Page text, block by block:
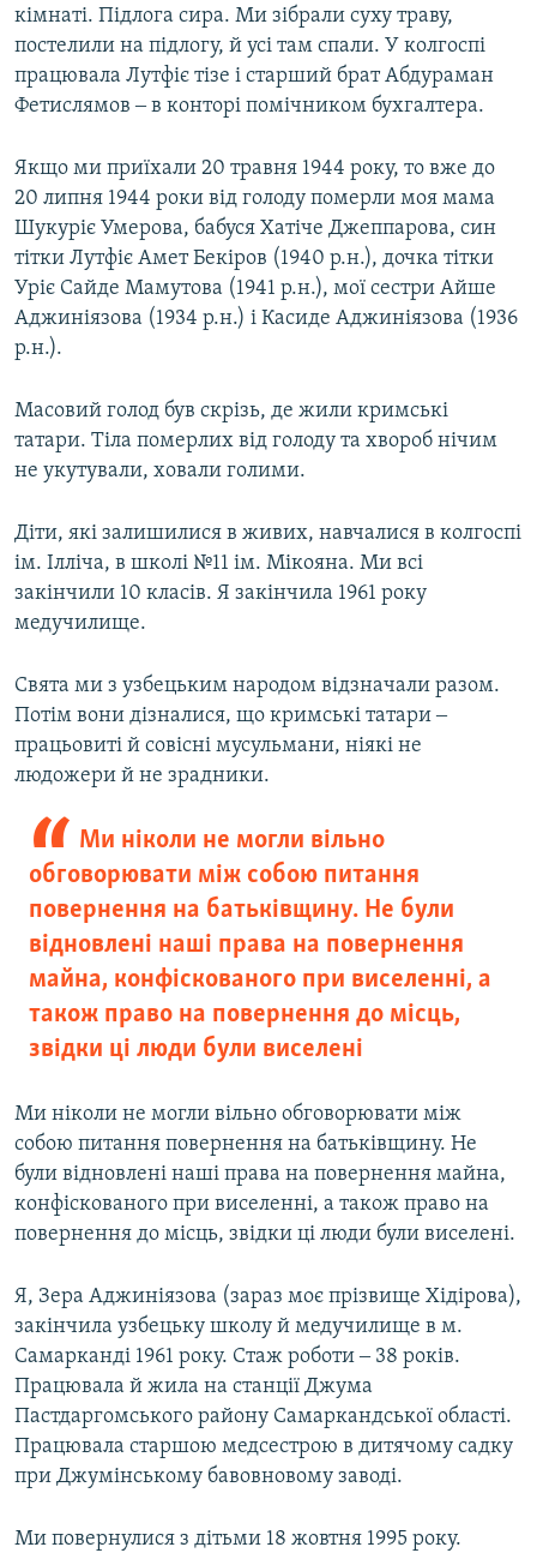
кімнаті. Підлога сира. Ми зібрали суху траву,
постелили на підлогу, й усі там спали. У колгоспі
працювала Лутфіє тізе і старший брат Абдураман
Фетислямов ‒ в конторі помічником бухгалтера.
Якщо ми приїхали 20 травня 1944 року, то вже до
20 липня 1944 роки від голоду померли моя мама
Шукуріє Умерова, бабуся Хатіче Джеппарова, син
тітки Лутфіє Амет Бекіров (1940 р.н.), дочка тітки
Уріє Сайде Мамутова (1941 р.н.), мої сестри Айше
Аджиніязова (1934 р.н.) і Касиде Аджиніязова (1936
р.н.).
Масовий голод був скрізь, де жили кримські
татари. Тіла померлих від голоду та хвороб нічим
не укутували, ховали голими.
Діти, які залишилися в живих, навчалися в колгоспі
ім. Ілліча, в школі №11 ім. Мікояна. Ми всі
закінчили 10 класів. Я закінчила 1961 року
медучилище.
Свята ми з узбецьким народом відзначали разом.
Потім вони дізналися, що кримські татари ‒
працьовиті й совісні мусульмани, ніякі не
людожери й не зрадники.
Ми ніколи не могли вільно
обговорювати між собою питання
повернення на батьківщину. Не були
відновлені наші права на повернення
майна, конфіскованого при виселенні, а
також право на повернення до місць,
звідки ці люди були виселені
Ми ніколи не могли вільно обговорювати між
собою питання повернення на батьківщину. Не
були відновлені наші права на повернення майна,
конфіскованого при виселенні, а також право на
повернення до місць, звідки ці люди були виселені.
Я, Зера Аджиніязова (зараз моє прізвище Хідірова),
закінчила узбецьку школу й медучилище в м.
Самарканді 1961 року. Стаж роботи ‒ 38 років.
Працювала й жила на станції Джума
Пастдаргомського району Самаркандської області.
Працювала старшою медсестрою в дитячому садку
при Джумінському бавовновому заводі.
Ми повернулися з дітьми 18 жовтня 1995 року.